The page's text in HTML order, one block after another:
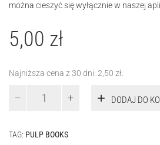
można cieszyć się wyłącznie w naszej
5,00 zł
Najniższa cena z 30 dni: 2,50 zł
zbiór
DODAJ DO
TAG: PULP BOOKS